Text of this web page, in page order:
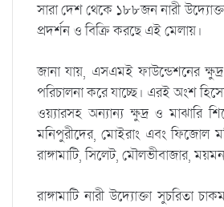
সারা দেশ থেকে ১৮৮জন নারী
প্রদর্শন ও বিক্রি করছে এই মেলায়।
জানা যায়, এসএমই ফাউন্ডেশনের
পরিচালনা করে যাচ্ছে। এরই অংশ
ওয়্যারসহ অন্যান্য ক্ষুদ্র ও মাঝারি
মনিপুরীদের, মোইরাং এবং ফিজোল
রাঙ্গামাটি, সিলেট, মৌলভীবাজার,
রাঙ্গামাটি নারী উদ্যোক্তা সুচরিতা